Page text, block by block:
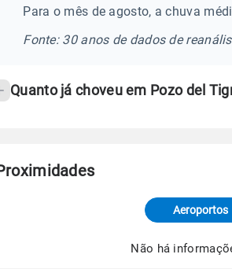
Para o mês de agosto, a chuva
Fonte: 30 anos de dados de
Quanto já choveu em Pozo del
de Tempo e Estudos Climáticos
Aeroportos
Não há